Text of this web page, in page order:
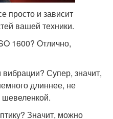
просто и зависит
вашей техники.
1600? Отлично,
Супер, значит,
длиннее, не
шевеленкой.
Значит, можно